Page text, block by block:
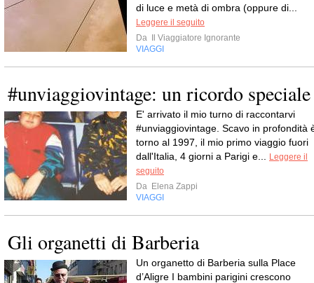
di luce e metà di ombra (oppure di...
Leggere il seguito
Da
Il Viaggiatore Ignorante
VIAGGI
#unviaggiovintage: un ricordo speciale
E' arrivato il mio turno di raccontarvi
#unviaggiovintage. Scavo in profondità
torno al 1997, il mio primo viaggio fuori
dall'Italia, 4 giorni a Parigi e...
Leggere il
seguito
Da Elena Zappi
VIAGGI
Gli organetti di Barberia
Un organetto di Barberia sulla Place
d’Aligre I bambini parigini crescono